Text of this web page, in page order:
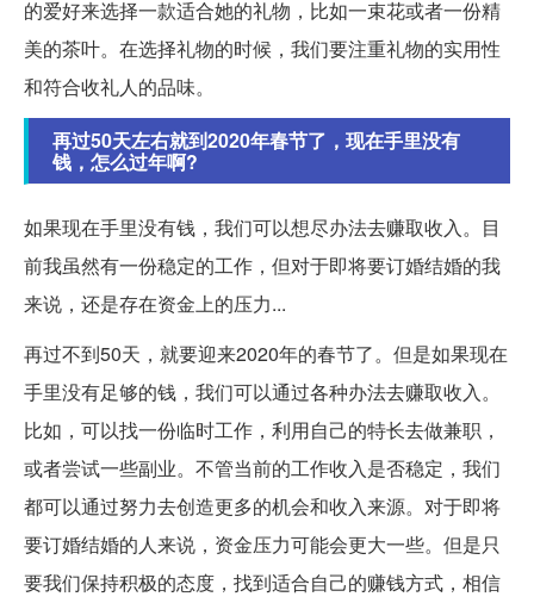
的爱好来选择一款适合她的礼物，比如一束花或者一份精
美的茶叶。在选择礼物的时候，我们要注重礼物的实用性
和符合收礼人的品味。
再过50天左右就到2020年春节了，现在手里没有
钱，怎么过年啊?
如果现在手里没有钱，我们可以想尽办法去赚取收入。目
前我虽然有一份稳定的工作，但对于即将要订婚结婚的我
来说，还是存在资金上的压力...
再过不到50天，就要迎来2020年的春节了。但是如果现在
手里没有足够的钱，我们可以通过各种办法去赚取收入。
比如，可以找一份临时工作，利用自己的特长去做兼职，
或者尝试一些副业。不管当前的工作收入是否稳定，我们
都可以通过努力去创造更多的机会和收入来源。对于即将
要订婚结婚的人来说，资金压力可能会更大一些。但是只
要我们保持积极的态度，找到适合自己的赚钱方式，相信